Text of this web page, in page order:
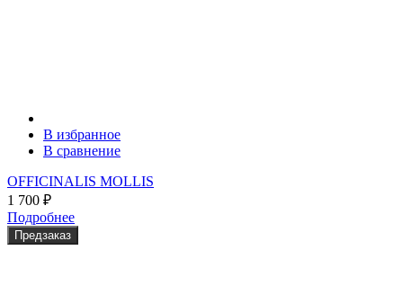
В избранное
В сравнение
OFFICINALIS MOLLIS
1 700 ₽
Подробнее
Предзаказ